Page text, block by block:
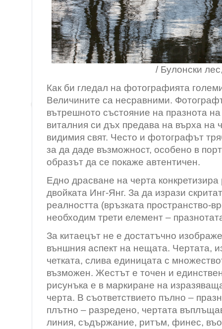
/ Булонски лес,
Как би гледал на фотографията
Величините са несравними.
вътрешното състояние на празнота
виталния си дъх предава на върха на
видимия свят. Често и фотографът
за да даде възможност, особено в
образът да се покаже автентичен.
Едно драсване на черта
двойката Инг-Янг. За да изрази
реалността (връзката пространство-
необходим трети елемент –
За китаецът не е достатъчно
външния аспект на нещата. Чертата,
четката, слива единицата с
възможен. Жестът е точен и
рисунъка е в маркиране на
черта. В съответствието пълно –
плътно – разредено, чертата
линия, съдържание, ритъм, финес,